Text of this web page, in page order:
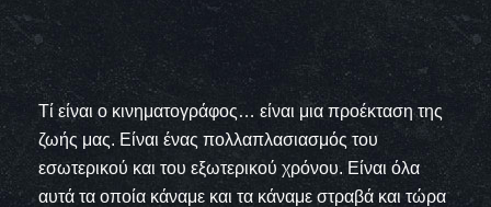
Τί είναι ο κινηματογράφος… είναι μια προέκταση της
ζωής μας. Είναι ένας πολλαπλασιασμός του
εσωτερικού και του εξωτερικού χρόνου. Είναι όλα
αυτά τα οποία κάναμε και τα κάναμε στραβά και τώρα